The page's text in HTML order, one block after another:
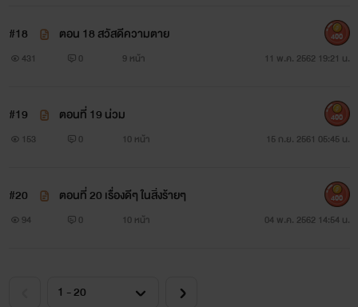
#18 ตอน 18 สวัสดีความตาย
431 0 9 หน้า 11 พ.ค. 2562 19:21 น.
400
#19 ตอนที่ 19 น่วม
153 0 10 หน้า 15 ก.ย. 2561 05:45 น.
400
#20 ตอนที่ 20 เรื่องดีๆ ในสิ่งร้ายๆ
94 0 10 หน้า 04 พ.ค. 2562 14:54 น.
400